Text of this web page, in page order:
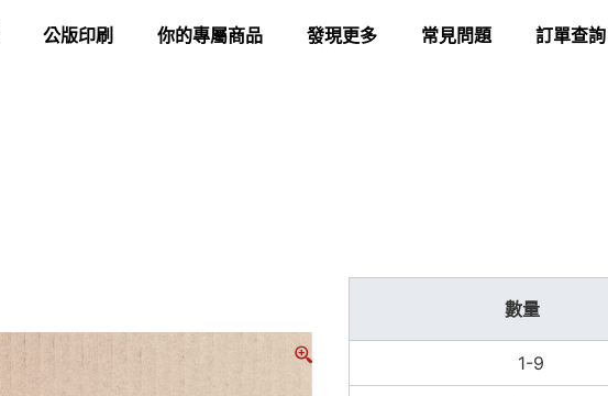
公版印刷 你的專屬商品 發現更多 常見問題 訂單查詢
數量
1-9